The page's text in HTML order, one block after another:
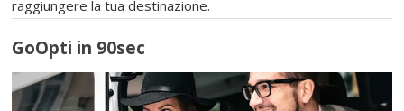
raggiungere la tua destinazione.
GoOpti in 90sec